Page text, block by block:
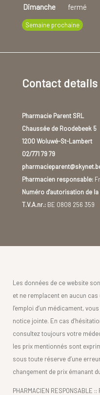
Dimanche
fermé
Semaine prochaine
Contact details
Pharmacie Parent SRL
Chaussée de Roodebeek 5
1200 Woluwé-St-Lambert
02/771 79 79
Pharmacien responsable:
Numéro d'autorisation de
T.V.A.nr.:BE 0808 256 359
Les données de ce website
et ne remplacent en aucun
l’emploi d’un médicament,
notice jointe. En cas
consultez toujours votre
les prix mentionnés sont
sous toute réserve d’une erreur
changement de prix émanant
PHARMACIEN RESPONSABLE